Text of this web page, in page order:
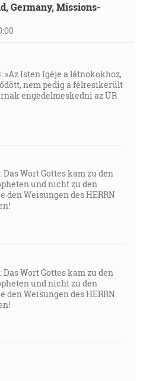
Germany, Missions-
»Az Isten Igéje a látnokokhoz,
nem pedig a félresikerült
engedelmeskedni az ÚR
Das Wort Gottes kam zu den
und nicht zu den
den Weisungen des HERRN
Das Wort Gottes kam zu den
und nicht zu den
den Weisungen des HERRN